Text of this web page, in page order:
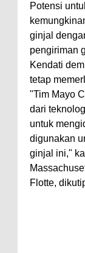
Potensi
ginjal
pengiriman
Kendati
tetap
"Tim Mayo
dari
untuk
digunakan
ginjal ini,"
Flotte,